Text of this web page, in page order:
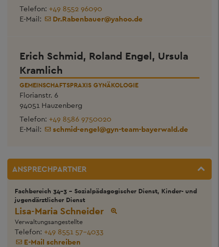
Telefon: +49 8552 96090
E-Mail:
Dr.Rabenbauer@yahoo.de
Erich Schmid, Roland Engel, Ursula
Kramlich
GEMEINSCHAFTSPRAXIS GYNÄKOLOGIE
Florianstr. 6
94051 Hauzenberg
Telefon: +49 8586 9750020
E-Mail:
schmid-engel@gyn-team-bayerwald.de
ANSPRECHPARTNER
Fachbereich 34-3 - Sozialpädagogischer Dienst, Kinder- und
jugendärztlicher Dienst
Lisa-Maria Schneider
Verwaltungsangestellte
Telefon: +49 8551 57-4033
E-Mail schreiben